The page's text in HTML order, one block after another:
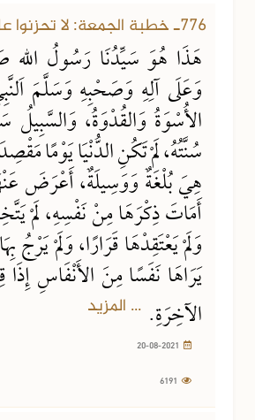
776ـ خطبة الجمعة: لا تحزنوا على الدنيا
هَذَا هُوَ سَيِّدُنَا رَسُولُ اللهِ
وَعَلَى آلِهِ وَصَحْبِهِ وَسَلَّمَ
الأُسْوَةُ وَالقُدْوَةُ، وَالسَّبِيلُ
سُنَّتُهُ، لَمْ تَكُنِ الدُّنْيَا يَوْمًا
هِيَ بُلْغَةٌ وَوَسِيلَةٌ، أَعْرَضَ
أَمَاتَ ذِكْرَهَا مِنْ نَفْسِهِ، لَمْ
وَلَمْ يَعْتَقِدْهَا قَرَارًا، وَلَمْ يَرْجُ
يَرَاهَا نَفَسًا مِنَ الأَنْفَاسِ إِذَا
الآخِرَةِ. ... المزيد